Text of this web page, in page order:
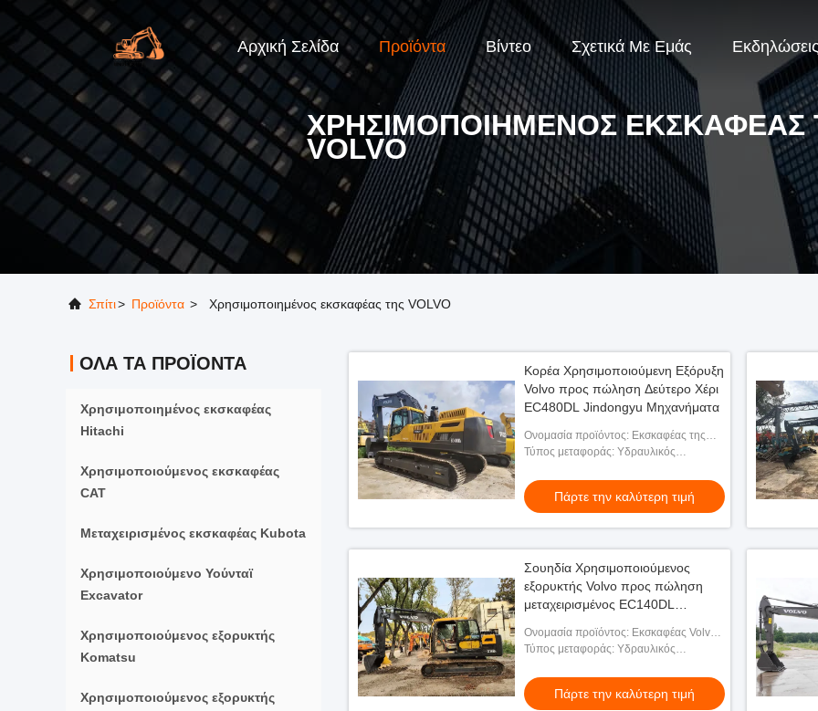
Αρχική Σελίδα Προϊόντα Βίντεο Σχετικά Με Εμάς
ΧΡΗΣΙΜΟΠΟΙΗΜΈΝΟΣ ΕΚΣΚΑΦΈΑΣ
VOLVO
Σπίτι> Προϊόντα > Χρησιμοποιημένος εκσκαφέας της VOLVO
ΌΛΑ ΤΑ ΠΡΟΪΌΝΤΑ
Χρησιμοποιημένος εκσκαφέας
Hitachi
Χρησιμοποιούμενος εκσκαφέας
CAT
Μεταχειρισμένος εκσκαφέας Kubota
Χρησιμοποιούμενο Υούνταϊ
Excavator
Χρησιμοποιούμενος εξορυκτής
Komatsu
Χρησιμοποιούμενος εξορυκτής
Κορέα Χρησιμοποιούμενη Εξόρυξη
Volvo προς πώληση Δεύτερο Χέρι
EC480DL Jindongyu Μηχανήματα
Ονομασία προϊόντος: Εκσκαφέας της
VOLVO EC480DL
Τύπος μεταφοράς: Υδραυλικός
Πάρτε την καλύτερη τιμή
Σουηδία Χρησιμοποιούμενος
εξορυκτής Volvo προς πώληση
μεταχειρισμένος EC140DL
Ονομασία προϊόντος: Εκσκαφέας Volvo
EC140DL
Τύπος μεταφοράς: Υδραυλικός
Πάρτε την καλύτερη τιμή